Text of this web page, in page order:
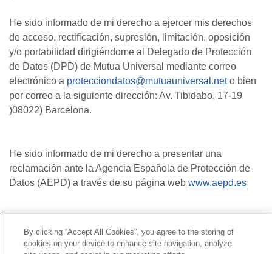
He sido informado de mi derecho a ejercer mis derechos
de acceso, rectificación, supresión, limitación, oposición
y/o portabilidad dirigiéndome al Delegado de Protección
de Datos (DPD) de Mutua Universal mediante correo
electrónico a protecciondatos@mutuauniversal.neto bien
por correo a la siguiente dirección: Av. Tibidabo, 17-19
)08022) Barcelona.
He sido informado de mi derecho a presentar una
reclamación ante la Agencia Española de Protección de
Datos (AEPD) a través de su página web www.aepd.es
Línea Universal 900 203 203 |Zona Privada Comisión de
Prestaciones Especiales|Zona Privada Proveedor
By clicking “Accept All Cookies”, you agree to the storing of
cookies on your device to enhance site navigation, analyze